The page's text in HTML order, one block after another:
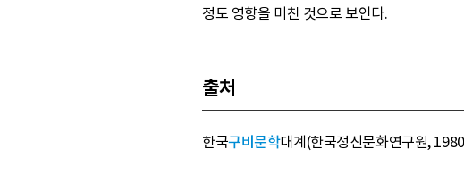
정도 영향을 미친 것으로 보인다.
출처
한국구비문학대계(한국정신문화연구원,